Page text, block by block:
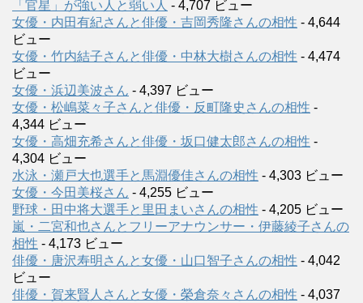
「官星」が強い人と弱い人 - 4,707 ビュー
女優・内田有紀さんと俳優・吉岡秀隆さんの相性 - 4,644
ビュー
女優・竹内結子さんと俳優・中林大樹さんの相性 - 4,474
ビュー
女優・浜辺美波さん - 4,397 ビュー
女優・松嶋菜々子さんと俳優・反町隆史さんの相性 -
4,344 ビュー
女優・高畑充希さんと俳優・坂口健太郎さんの相性 -
4,304 ビュー
水泳・瀬戸大也選手と馬淵優佳さんの相性 - 4,303 ビュー
女優・今田美桜さん - 4,255 ビュー
野球・田中将大選手と里田まいさんの相性 - 4,205 ビュー
嵐・二宮和也さんとフリーアナウンサー・伊藤綾子さんの
相性 - 4,173 ビュー
俳優・唐沢寿明さんと女優・山口智子さんの相性 - 4,042
ビュー
俳優・賀来賢人さんと女優・榮倉奈々さんの相性 - 4,037